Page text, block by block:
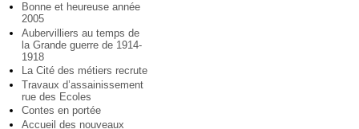
Bonne et heureuse année
2005
Aubervilliers au temps de
la Grande guerre de 1914-
1918
La Cité des métiers recrute
Travaux d’assainissement
rue des Ecoles
Contes en portée
Accueil des nouveaux